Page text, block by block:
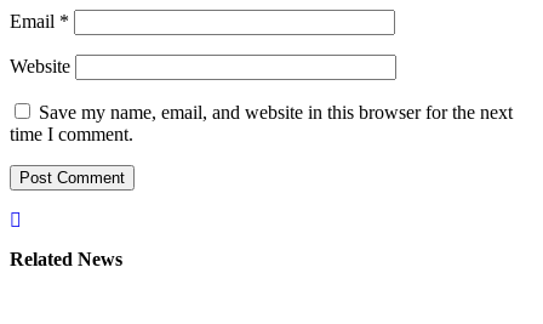
Email *
Website
Save my name, email, and website in this browser for the next
time I comment.
Related News